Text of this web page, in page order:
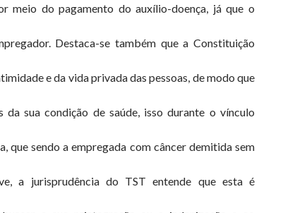
meio do pagamento do auxílio-doença, já que o
Destaca-se também que a Constituição
e da vida privada das pessoas, de modo que
sua condição de saúde, isso durante o vínculo
que sendo a empregada com câncer demitida sem
a jurisprudência do TST entende que esta é